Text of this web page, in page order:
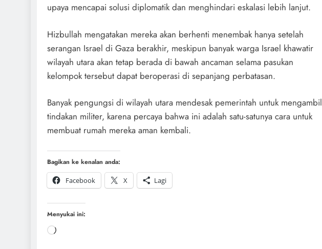
upaya mencapai solusi diplomatik dan menghindari eskalasi lebih lanjut.
Hizbullah mengatakan mereka akan berhenti menembak hanya setelah
serangan Israel di Gaza berakhir, meskipun banyak warga Israel khawatir
wilayah utara akan tetap berada di bawah ancaman selama pasukan
kelompok tersebut dapat beroperasi di sepanjang perbatasan.
Banyak pengungsi di wilayah utara mendesak pemerintah untuk mengambil
tindakan militer, karena percaya bahwa ini adalah satu-satunya cara untuk
membuat rumah mereka aman kembali.
Bagikan ke kenalan anda:
Facebook
X Lagi
Menyukai ini: